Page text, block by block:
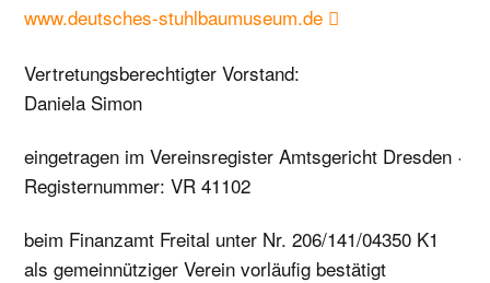
www.deutsches-stuhlbaumuseum.de
Vertretungsberechtigter Vorstand:
Daniela Simon
eingetragen im Vereinsregister Amtsgericht Dresden ·
Registernummer: VR 41102
beim Finanzamt Freital unter Nr. 206/141/04350 K1
als gemeinnütziger Verein vorläufig bestätigt